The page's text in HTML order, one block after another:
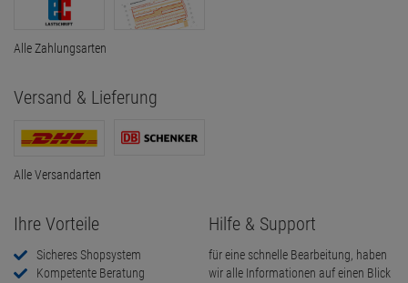
Alle Zahlungsarten
Versand & Lieferung
Alle Versandarten
Ihre Vorteile
Sicheres Shopsystem
Kompetente Beratung
Hilfe & Support
für eine schnelle Bearbeitung, haben
wir alle Informationen auf einen Blick